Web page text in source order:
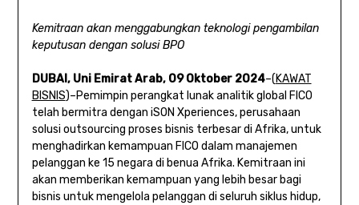
Kemitraan akan menggabungkan teknologi pengambilan
keputusan dengan solusi BPO
DUBAI, Uni Emirat Arab, 09 Oktober 2024–(KAWAT
BISNIS)–Pemimpin perangkat lunak analitik global FICO
telah bermitra dengan iSON Xperiences, perusahaan
solusi outsourcing proses bisnis terbesar di Afrika, untuk
menghadirkan kemampuan FICO dalam manajemen
pelanggan ke 15 negara di benua Afrika. Kemitraan ini
akan memberikan kemampuan yang lebih besar bagi
bisnis untuk mengelola pelanggan di seluruh siklus hidup,